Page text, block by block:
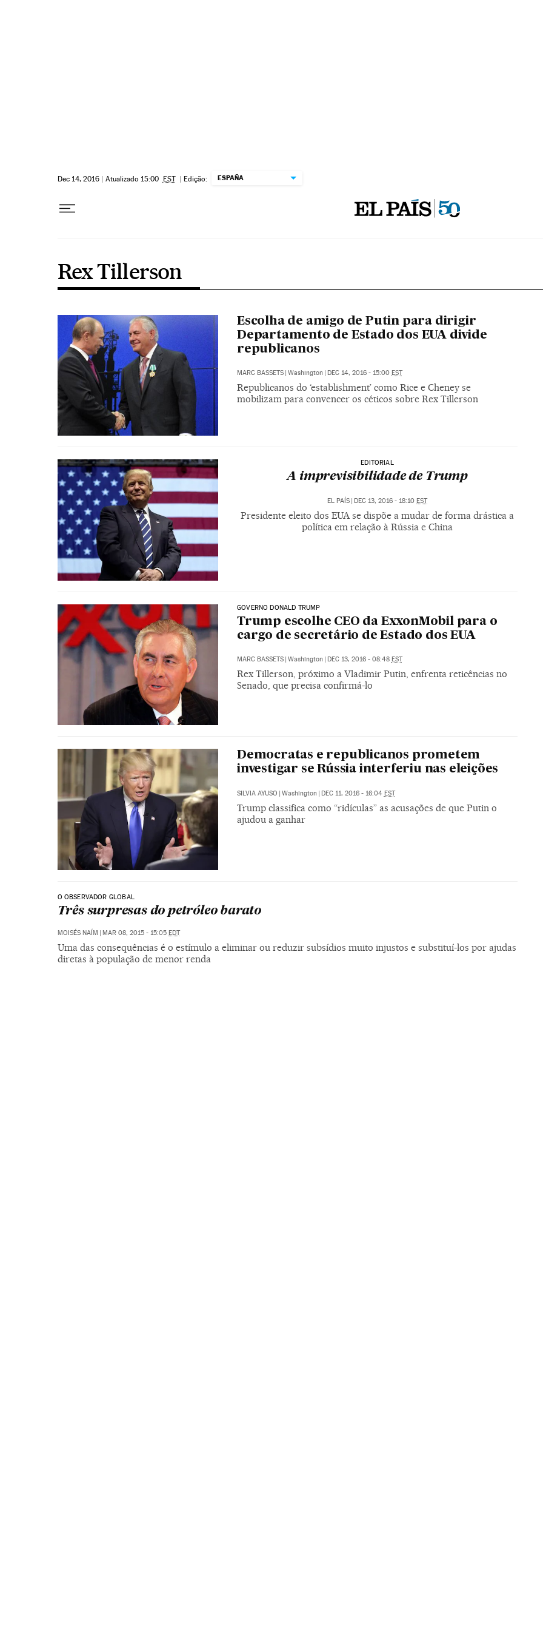
Dec 14, 2016 | Atualizado 15:00 EST | Edição: ESPAÑA
Rex Tillerson
Escolha de amigo de Putin para dirigir
Departamento de Estado dos EUA divide
republicanos
MARC BASSETS | Washington | DEC 14, 2016 - 15:00 EST
Republicanos do ‘establishment’ como Rice e Cheney se
mobilizam para convencer os céticos sobre Rex Tillerson
EDITORIAL
A imprevisibilidade de Trump
EL PAÍS DEC 13, 2016 - 18:10 EST
Presidente eleito dos EUA se dispõe a mudar de forma drástica a
política em relação à Rússia e China
GOVERNO DONALD TRUMP
Trump escolhe CEO da ExxonMobil para o
cargo de secretário de Estado dos EUA
MARC BASSETS | Washington | DEC 13, 2016 - 08:48 EST
Rex Tillerson, próximo a Vladimir Putin, enfrenta reticências no
Senado, que precisa confirmá-lo
Democratas e republicanos prometem
investigar se Rússia interferiu nas eleições
SILVIA AYUSO | Washington | DEC 11, 2016 - 16:04 EST
Trump classifica como “ridículas” as acusações de que Putin o
ajudou a ganhar
O OBSERVADOR GLOBAL
Três surpresas do petróleo barato
MOISÉS NAÍM | MAR 08, 2015 - 15:05 EDT
Uma das consequências é o estímulo a eliminar ou reduzir subsídios muito injustos e substituí-los por ajudas
diretas à população de menor renda